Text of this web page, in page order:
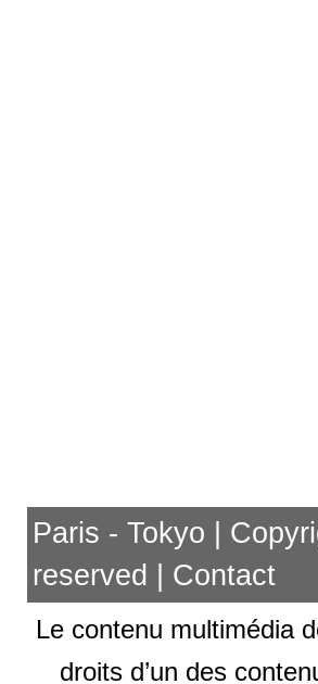
Paris - Tokyo |
reserved | Contact
Le contenu multimédia
droits d’un des